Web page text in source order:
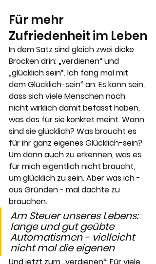
Für mehr
Zufriedenheit im Leben
In dem Satz sind gleich zwei dicke
Brocken drin: „verdienen“ und
„glücklich sein“. Ich fang mal mit
dem Glücklich-sein“ an: Es kann sein,
dass sich viele Menschen noch
nicht wirklich damit befasst haben,
was das für sie konkret meint. Wann
sind sie glücklich? Was braucht es
für ihr ganz eigenes Glücklich-sein?
Um dann auch zu erkennen, was es
für mich eigentlich nicht braucht,
um glücklich zu sein. Aber was ich -
aus Gründen - mal dachte zu
brauchen.
Am Steuer unseres Lebens:
lange und gut geübte
Automatismen - vielleicht
nicht mal die eigenen